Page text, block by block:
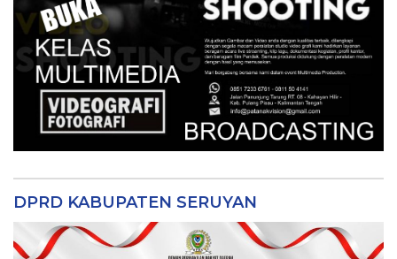
DPRD KABUPATEN SERUYAN